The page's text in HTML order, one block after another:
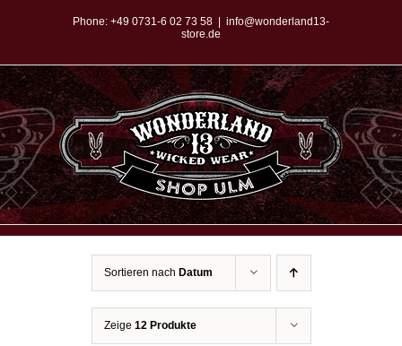
springen
Phone: +49 0731-6 02 73 58
info@wonderland13-
store.de
Sortieren nach Datum
Zeige 12 Produkte